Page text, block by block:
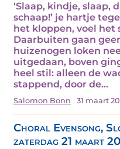
‘Slaap, kindje, slaap,
schaap!’ je hartje
het kloppen, voel het
Daarbuiten gaan
huizenogen loken
uitgedaan, boven
heel stil: alleen de
stappend, door de…
Salomon Bonn 31 maart
Choral Evensong,
zaterdag 21 maart